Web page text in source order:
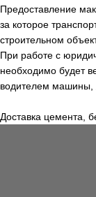
Предоставление
за которое
строительном
При работе с
необходимо будет
водителем машины,
Доставка цемента,